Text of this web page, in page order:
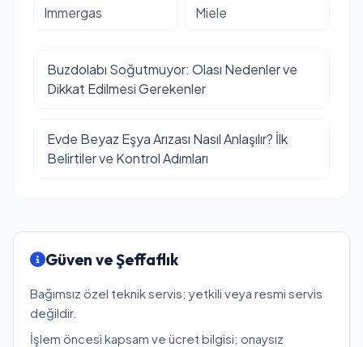
Immergas Miele
Buzdolabı Soğutmuyor: Olası Nedenler ve
Dikkat Edilmesi Gerekenler
Evde Beyaz Eşya Arızası Nasıl Anlaşılır? İlk
Belirtiler ve Kontrol Adımları
Güven ve Şeffaflık
Bağımsız özel teknik servis; yetkili veya resmi servis
değildir.
İşlem öncesi kapsam ve ücret bilgisi; onaysız